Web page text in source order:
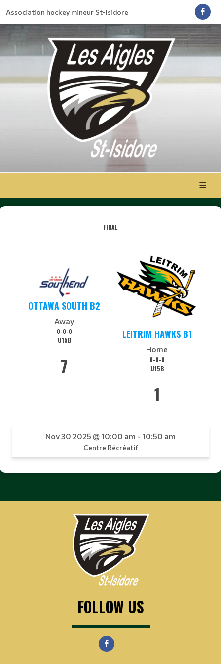
Association hockey mineur St-Isidore
FINAL
OTTAWA SOUTH B2
Away
0-0-0
U15B
7
LEITRIM HAWKS B1
Home
0-0-0
U15B
1
Nov 30 2025 @ 10:00 am - 10:50 am
Centre Récréatif
FOLLOW US